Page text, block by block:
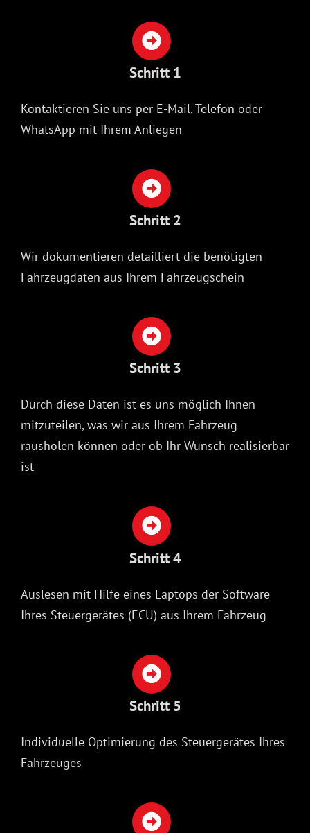
Schritt 1
Kontaktieren Sie uns per E-Mail, Telefon oder
WhatsApp mit Ihrem Anliegen
Schritt 2
Wir dokumentieren detailliert die benötigten
Fahrzeugdaten aus Ihrem Fahrzeugschein
Schritt 3
Durch diese Daten ist es uns möglich Ihnen
mitzuteilen, was wir aus Ihrem Fahrzeug
rausholen können oder ob Ihr Wunsch realisierbar
ist
Schritt 4
Auslesen mit Hilfe eines Laptops der Software
Ihres Steuergerätes (ECU) aus Ihrem Fahrzeug
Schritt 5
Individuelle Optimierung des Steuergerätes Ihres
Fahrzeuges